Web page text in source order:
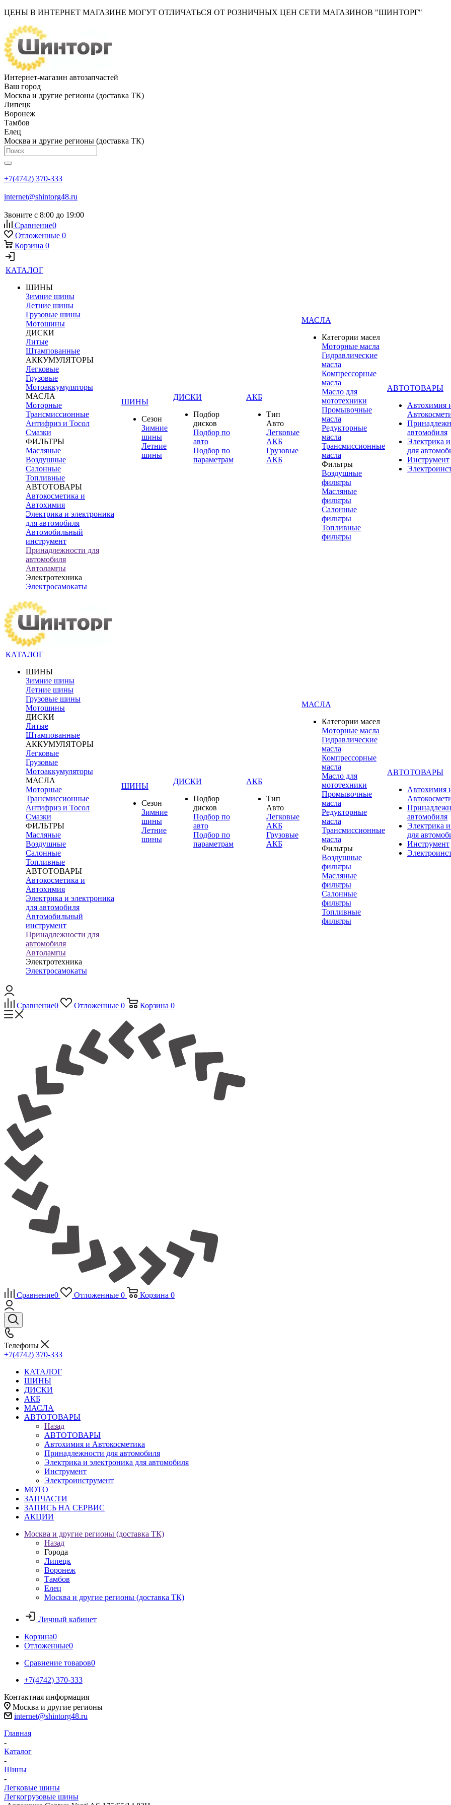
ЦЕНЫ В ИНТЕРНЕТ МАГАЗИНЕ МОГУТ ОТЛИЧАТЬСЯ ОТ РОЗНИЧНЫХ ЦЕН СЕТИ МАГАЗИНОВ "ШИНТОРГ"
Интернет-магазин автозапчастей
Ваш город
Москва и другие регионы (доставка ТК)
Липецк
Воронеж
Тамбов
Елец
Москва и другие регионы (доставка ТК)
+7(4742) 370-333
internet@shintorg48.ru
Звоните с 8:00 до 19:00
Сравнение0
Отложенные 0
Корзина 0
КАТАЛОГ
ШИНЫ
Зимние шины
Летние шины
Грузовые шины
Мотошины
ДИСКИ
Литые
Штампованные
АККУМУЛЯТОРЫ
Легковые
Грузовые
Мотоаккумуляторы
МАСЛА
Моторные
Трансмиссионные
Антифриз и Тосол
Смазки
ФИЛЬТРЫ
Масляные
Воздушные
Салонные
Топливные
АВТОТОВАРЫ
Автокосметика и
Автохимия
Электрика и электроника
для автомобиля
Автомобильный
инструмент
Принадлежности для
автомобиля
Автолампы
Электротехника
Электросамокаты
ШИНЫ
Сезон
Зимние
шины
Летние
шины
ДИСКИ
Подбор
дисков
Подбор по
авто
Подбор по
параметрам
АКБ
Тип
Авто
Легковые
АКБ
Грузовые
АКБ
МАСЛА
Категории масел
Моторные масла
Гидравлические
масла
Компрессорные
масла
Масло для
мототехники
Промывочные
масла
Редукторные
масла
Трансмиссионные
масла
Фильтры
Воздушные
фильтры
Масляные
фильтры
Салонные
фильтры
Топливные
фильтры
АВТОТОВАРЫ
Автохимия
автомобиля
Электрика
для
Инструмент
КАТАЛОГ
ШИНЫ
Зимние шины
Летние шины
Грузовые шины
Мотошины
ДИСКИ
Литые
Штампованные
АККУМУЛЯТОРЫ
Легковые
Грузовые
Мотоаккумуляторы
МАСЛА
Моторные
Трансмиссионные
Антифриз и Тосол
Смазки
ФИЛЬТРЫ
Масляные
Воздушные
Салонные
Топливные
АВТОТОВАРЫ
Автокосметика и
Автохимия
Электрика и электроника
для автомобиля
Автомобильный
инструмент
Принадлежности для
автомобиля
Автолампы
Электротехника
Электросамокаты
ШИНЫ
Сезон
Зимние
шины
Летние
шины
ДИСКИ
Подбор
дисков
Подбор по
авто
Подбор по
параметрам
АКБ
Тип
Авто
Легковые
АКБ
Грузовые
АКБ
МАСЛА
Категории масел
Моторные масла
Гидравлические
масла
Компрессорные
масла
Масло для
мототехники
Промывочные
масла
Редукторные
масла
Трансмиссионные
масла
Фильтры
Воздушные
фильтры
Масляные
фильтры
Салонные
фильтры
Топливные
фильтры
АВТОТОВАРЫ
Автохимия
автомобиля
Электрика
для
Инструмент
Сравнение0 Отложенные 0 Корзина 0
Сравнение0 Отложенные 0 Корзина 0
Телефоны
+7(4742) 370-333
КАТАЛОГ
ШИНЫ
ДИСКИ
АКБ
МАСЛА
АВТОТОВАРЫ
Назад
АВТОТОВАРЫ
Автохимия и Автокосметика
Принадлежности для автомобиля
Электрика и электроника для автомобиля
Инструмент
Электроинструмент
МОТО
ЗАПЧАСТИ
ЗАПИСЬ НА СЕРВИС
АКЦИИ
Москва и другие регионы (доставка ТК)
Назад
Города
Липецк
Воронеж
Тамбов
Елец
Москва и другие регионы (доставка ТК)
Личный кабинет
Корзина0
Отложенные0
Сравнение товаров0
+7(4742) 370-333
Контактная информация
Москва и другие регионы
internet@shintorg48.ru
Главная
-
Каталог
-
Шины
-
Легковые шины
Легкогрузовые шины